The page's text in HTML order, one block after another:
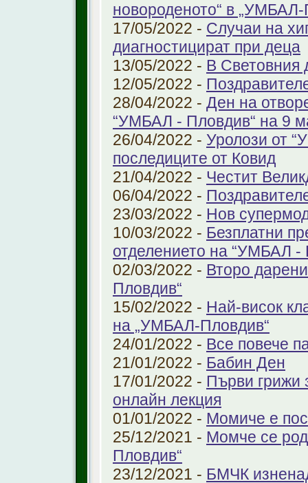
новороденото“ в „УМБАЛ-
17/05/2022 - Случаи на
диагностицират при деца
13/05/2022 - В Световния
12/05/2022 -
28/04/2022 - Ден на
“УМБАЛ - Пловдив“ на 9
26/04/2022 - Уролози от
последиците от Ковид
21/04/2022 - Честит
06/04/2022 -
23/03/2022 - Нов
10/03/2022 - Безплатни
отделението на “УМБАЛ -
02/03/2022 - Второ
Пловдив“
15/02/2022 - Най-висок
на „УМБАЛ-Пловдив“
24/01/2022 - Все повече
21/01/2022 - Бабин Ден
17/01/2022 - Първи грижи
онлайн лекция
01/01/2022 - Момиче е
25/12/2021 - Момче се
Пловдив“
23/12/2021 - БМЧК